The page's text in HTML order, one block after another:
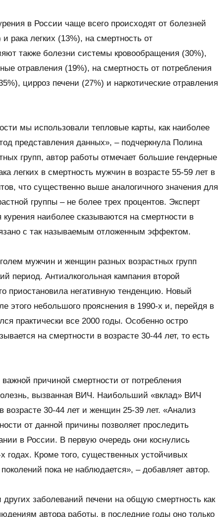
в России чаще всего происходят от болезней
рака легких (13%), на смертность от
также болезни системы кровообращения (30%),
отравления (19%), на смертность от потребления
цирроз печени (27%) и наркотические отравления
мы использовали тепловые карты, как наиболее
представления данных», – подчеркнула Полина
групп, автор работы отмечает большие гендерные
легких в смертность мужчин в возрасте 55-59 лет в
что существенно выше аналогичного значения для
группы – не более трех процентов. Эксперт
наиболее сказываются на смертности в
с так называемым отложенным эффектом.
мужчин и женщин разных возрастных групп
период. Антиалкогольная кампания второй
приостановила негативную тенденцию. Новый
этого небольшого прояснения в 1990-х и, перейдя в
практически все 2000 годы. Особенно остро
на смертности в возрасте 30-44 лет, то есть
причиной смертности от потребления
вызванная ВИЧ. Наибольший «вклад» ВИЧ
возрасте 30-44 лет и женщин 25-39 лет. «Анализ
от данной причины позволяет проследить
в России. В первую очередь они коснулись
годах. Кроме того, существенных устойчивых
пока не наблюдается», – добавляет автор.
других заболеваний печени на общую смертность как
автора работы, в последние годы оно только